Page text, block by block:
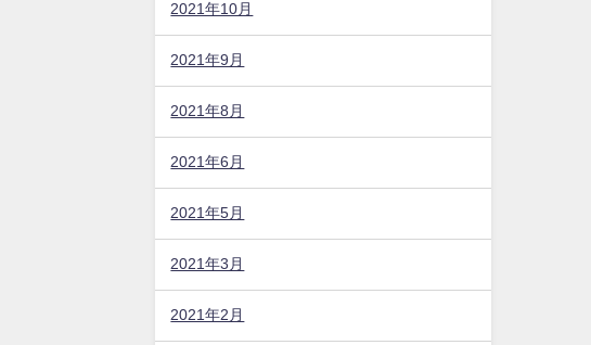
2021年10月
2021年9月
2021年8月
2021年6月
2021年5月
2021年3月
2021年2月